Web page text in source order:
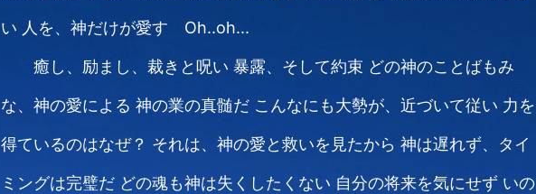
い 人を、神だけが愛す Oh..oh...
癒し、励まし、裁きと呪い 暴露、そして約束 どの神のことばもみ
な、神の愛による 神の業の真髄だ こんなにも大勢が、近づいて従い 力を
得ているのはなぜ？ それは、神の愛と救いを見たから 神は遅れず、タイ
ミングは完璧だ どの魂も神は失くしたくない 自分の将来を気にせず いの